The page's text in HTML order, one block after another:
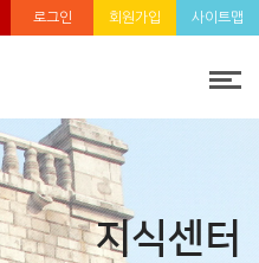
로그인 회원가입 사이트맵
지식센터